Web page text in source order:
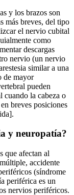
y los brazos son
más breves, del tipo
el nervio cubital
como
descargas
nervio (un nervio
similar a una
de mayor
pueden
cuando la cabeza o
breves posiciones
y neuropatía?
que afectan al
accidente
(síndrome
periférica es un
nervios periféricos.